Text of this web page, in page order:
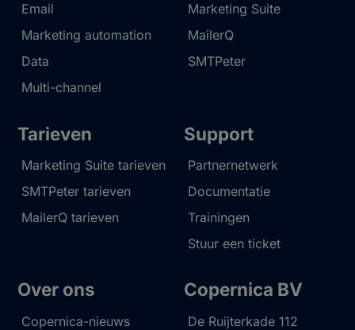
Email
Marketing automation
Data
Multi-channel
Marketing Suite
MailerQ
SMTPeter
Tarieven
Marketing Suite tarieven
SMTPeter tarieven
MailerQ tarieven
Support
Partnernetwerk
Documentatie
Trainingen
Stuur een ticket
Over ons
Copernica-nieuws
Copernica BV
De Ruijterkade 112